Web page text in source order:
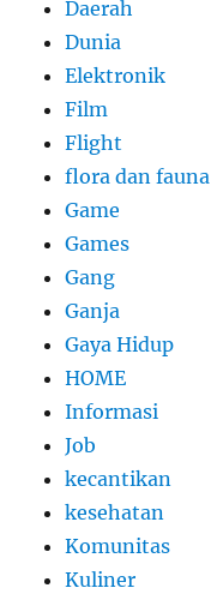
Daerah
Dunia
Elektronik
Film
Flight
flora dan fauna
Game
Games
Gang
Ganja
Gaya Hidup
HOME
Informasi
Job
kecantikan
kesehatan
Komunitas
Kuliner